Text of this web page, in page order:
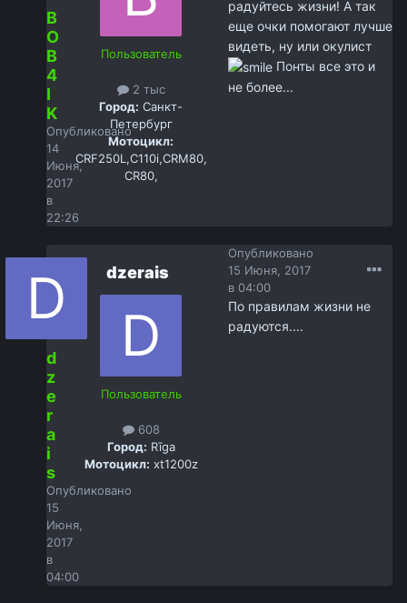
B
O
B
4
I
K
Опубликовано
14
Июня,
2017
в
22:26
Пользователь
2 тыс
Город: Санкт-
Петербург
Мотоцикл:
CRF250L,С110i,CRM80,
CR80,
радуйтесь жизни! А так
еще очки помогают лучше
видеть, ну или окулист
Понты все это и
не более...
d
z
e
r
a
i
s
Опубликовано
15
Июня,
2017
в
04:00
dzerais
Пользователь
608
Город: Rīga
Мотоцикл: xt1200z
Опубликовано
15 Июня, 2017
в 04:00
По правилам жизни не
радуются....